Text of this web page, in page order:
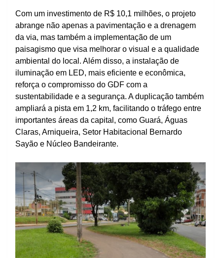
Com um investimento de R$ 10,1 milhões, o projeto
abrange não apenas a pavimentação e a drenagem
da via, mas também a implementação de um
paisagismo que visa melhorar o visual e a qualidade
ambiental do local. Além disso, a instalação de
iluminação em LED, mais eficiente e econômica,
reforça o compromisso do GDF com a
sustentabilidade e a segurança. A duplicação também
ampliará a pista em 1,2 km, facilitando o tráfego entre
importantes áreas da capital, como Guará, Águas
Claras, Arniqueira, Setor Habitacional Bernardo
Sayão e Núcleo Bandeirante.